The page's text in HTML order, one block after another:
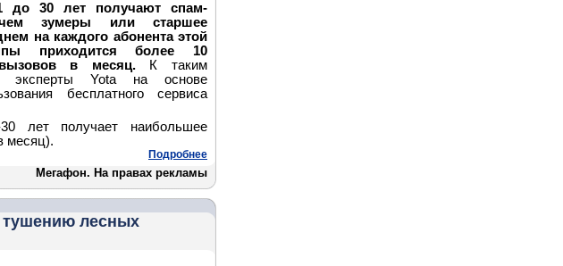
до 30 лет получают спам-
зумеры или старшее
на каждого абонента этой
приходится более 10
в месяц.К таким
эксперты Yota на основе
бесплатного сервиса
лет получает наибольшее
месяц).
Подробнее
Мегафон. На правах рекламы
тушению лесных